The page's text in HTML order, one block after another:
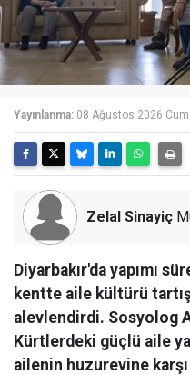
Yayınlanma: 08 Ağustos 2026
Zelal Sinayiç
Diyarbakır'da yapımı
kentte aile kültürü
alevlendirdi. Sosyolog
Kürtlerdeki güçlü aile
ailenin huzurevine karşı